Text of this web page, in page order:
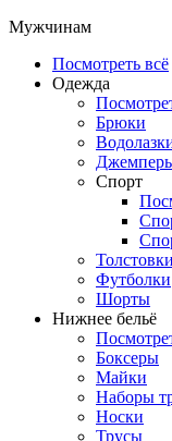
Мужчинам
Посмотреть всё
Одежда
Брюки
Спорт
Толстовки
Футболки
Шорты
Нижнее бельё
Боксеры
Майки
Наборы
Носки
Трусы